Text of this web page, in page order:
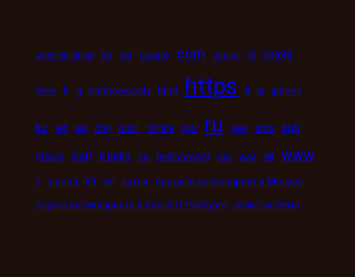
astronbuildings bb car casino com crucial d daichi
dveri fi g harmoniously html https ii iii iphone
kz led les mig mint online pro ru seo sms spb
steam stolf studio su technorosst utp was wi www
x xiaomi xn xxi кухни
продать антиквариат в Москве
скупка антиквариата в Санкт-Петербурге сплит-система